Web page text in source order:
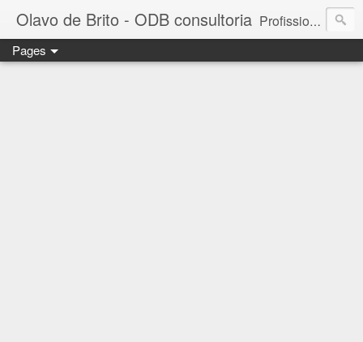
Olavo de Brito - ODB consultoria Profissional das áreas de Gestão de Pessoas e Marketing. Consultor de empresas, Instrutor de treinamentos corporativos e Palestrante. MBA em Gestão de Pessoas - FGV. Business Partner - INSPER. Diretor da ODB consultoria e treinamento. - falecom@odbconsultoria.com - 11 4372.5907 - www.odbconsultoria.com
Pages